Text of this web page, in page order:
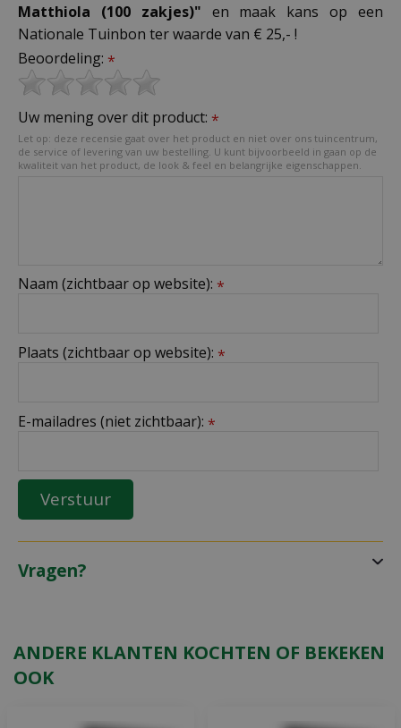
Matthiola (100 zakjes)" en maak kans op een
Nationale Tuinbon ter waarde van € 25,- !
Beoordeling: *
Uw mening over dit product: *
Let op: deze recensie gaat over het product en niet over ons tuincentrum,
de service of levering van uw bestelling. U kunt bijvoorbeeld in gaan op de
kwaliteit van het product, de look & feel en belangrijke eigenschappen.
Naam (zichtbaar op website): *
Plaats (zichtbaar op website): *
E-mailadres (niet zichtbaar): *
Vragen?
ANDERE KLANTEN KOCHTEN OF BEKEKEN
OOK